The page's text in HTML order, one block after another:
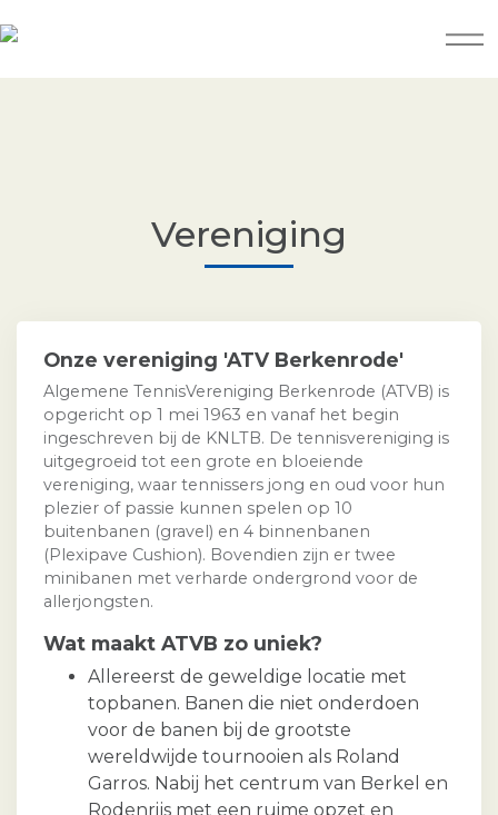
Vereniging
Onze vereniging 'ATV Berkenrode'
Algemene TennisVereniging Berkenrode (ATVB) is
opgericht op 1 mei 1963 en vanaf het begin
ingeschreven bij de KNLTB. De tennisvereniging is
uitgegroeid tot een grote en bloeiende
vereniging, waar tennissers jong en oud voor hun
plezier of passie kunnen spelen op 10
buitenbanen (gravel) en 4 binnenbanen
(Plexipave Cushion). Bovendien zijn er twee
minibanen met verharde ondergrond voor de
allerjongsten.
Wat maakt ATVB zo uniek?
Allereerst de geweldige locatie met
topbanen. Banen die niet onderdoen
voor de banen bij de grootste
wereldwijde tournooien als Roland
Garros. Nabij het centrum van Berkel en
Rodenrijs met een ruime opzet en